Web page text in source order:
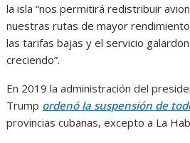
la isla “nos permitirá redistribuir
nuestras rutas de mayor
las tarifas bajas y el servicio
creciendo”.
En 2019 la administración del
Trump ordenó la suspensión de
provincias cubanas, excepto a La